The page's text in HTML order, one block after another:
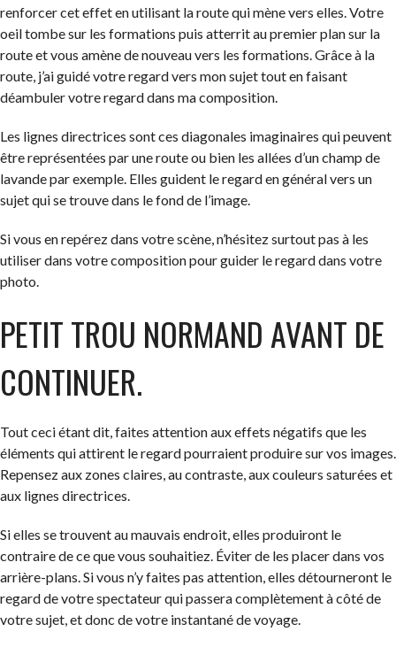
renforcer cet effet en utilisant la route qui mène vers elles. Votre
oeil tombe sur les formations puis atterrit au premier plan sur la
route et vous amène de nouveau vers les formations. Grâce à la
route, j’ai guidé votre regard vers mon sujet tout en faisant
déambuler votre regard dans ma composition.
Les lignes directrices sont ces diagonales imaginaires qui peuvent
être représentées par une route ou bien les allées d’un champ de
lavande par exemple. Elles guident le regard en général vers un
sujet qui se trouve dans le fond de l’image.
Si vous en repérez dans votre scène, n’hésitez surtout pas à les
utiliser dans votre composition pour guider le regard dans votre
photo.
PETIT TROU NORMAND AVANT DE
CONTINUER.
Tout ceci étant dit, faites attention aux effets négatifs que les
éléments qui attirent le regard pourraient produire sur vos images.
Repensez aux zones claires, au contraste, aux couleurs saturées et
aux lignes directrices.
Si elles se trouvent au mauvais endroit, elles produiront le
contraire de ce que vous souhaitiez. Éviter de les placer dans vos
arrière-plans. Si vous n’y faites pas attention, elles détourneront le
regard de votre spectateur qui passera complètement à côté de
votre sujet, et donc de votre instantané de voyage.